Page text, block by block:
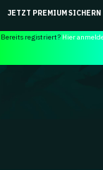
JETZT PREMIUM SICHERN
Bereits registriert? Hier